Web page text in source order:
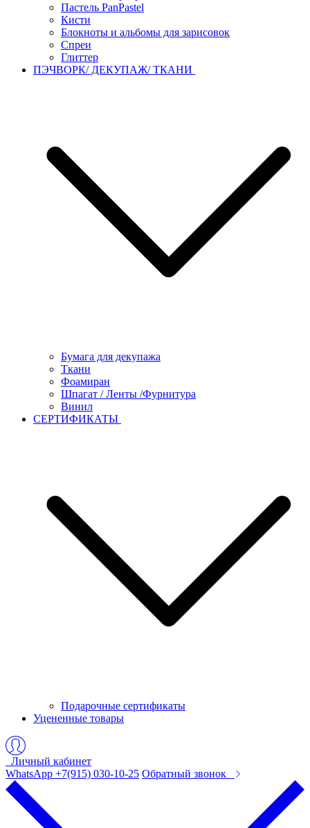
Пастель PanPastel
Кисти
Блокноты и альбомы для зарисовок
Спреи
Глиттер
ПЭЧВОРК/ ДЕКУПАЖ/ ТКАНИ
Бумага для декупажа
Ткани
Фоамиран
Шпагат / Ленты /Фурнитура
Винил
СЕРТИФИКАТЫ
Подарочные сертификаты
Уцененные товары
Личный кабинет
WhatsApp +7(915) 030-10-25 Обратный звонок